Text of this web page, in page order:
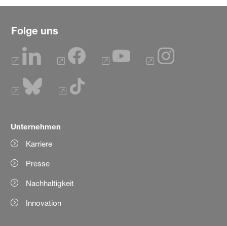
Folge uns
Unternehmen
Karriere
Presse
Nachhaltigkeit
Innovation